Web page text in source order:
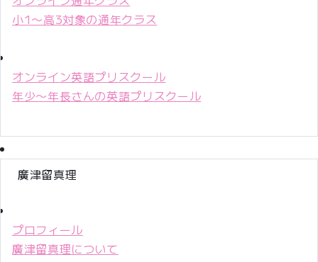
小1〜高3対象の通年クラス
オンライン英語プリスクール
年少〜年長さんの英語プリスクール
廣津留真理
プロフィール
廣津留真理について